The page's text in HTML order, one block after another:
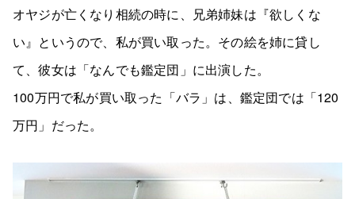
オヤジが亡くなり相続の時に、兄弟姉妹は『欲しくな
い』というので、私が買い取った。その絵を姉に貸し
て、彼女は「なんでも鑑定団」に出演した。
100万円で私が買い取った「バラ」は、鑑定団では「120
万円」だった。